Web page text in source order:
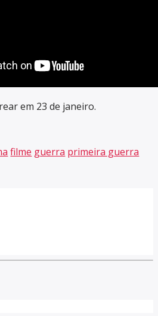
em 23 de janeiro.
filme guerra primeira guerra